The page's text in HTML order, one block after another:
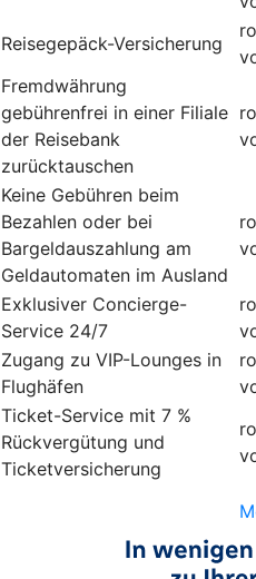
Reisegepäck-Versicherung
Fremdwährung
gebührenfrei in einer Filiale
der Reisebank
zurücktauschen
Keine Gebühren beim
Bezahlen oder bei
Bargeldauszahlung am
Geldautomaten im Ausland
Exklusiver Concierge-
Service 24/7
Zugang zu VIP-Lounges in
Flughäfen
Ticket-Service mit 7 %
Rückvergütung und
Ticketversicherung